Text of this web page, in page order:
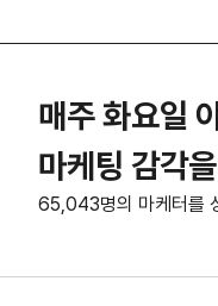
매주 화요일
마케팅 감각
65,043명의 마케터를